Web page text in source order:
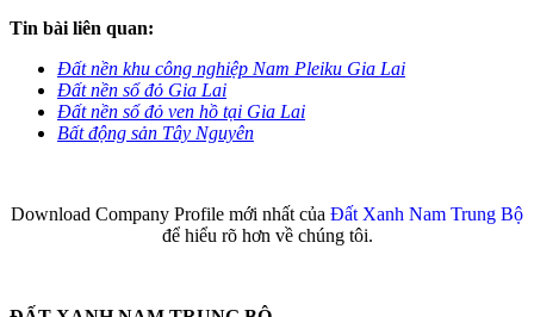
Tin bài liên quan:
Đất nền khu công nghiệp Nam Pleiku Gia Lai
Đất nền sổ đỏ Gia Lai
Đất nền sổ đỏ ven hồ tại Gia Lai
Bất động sản Tây Nguyên
Download Company Profile mới nhất của Đất Xanh Nam Trung Bộ
để hiểu rõ hơn về chúng tôi.